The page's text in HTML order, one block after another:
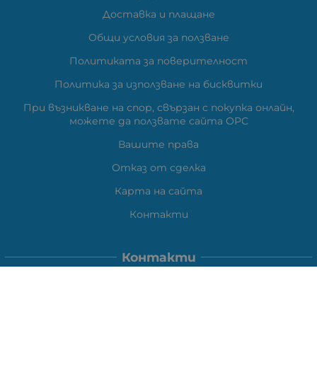
Доставка и плащане
Общи условия за ползване
Политиката за поверителност
Политика за използване на бисквитки
При възникване на спор, свързан с покупка онлайн,
можете да ползвате сайта ОРС
Вашите права
Отказ от сделка
Карта на сайта
Контакти
Контакти